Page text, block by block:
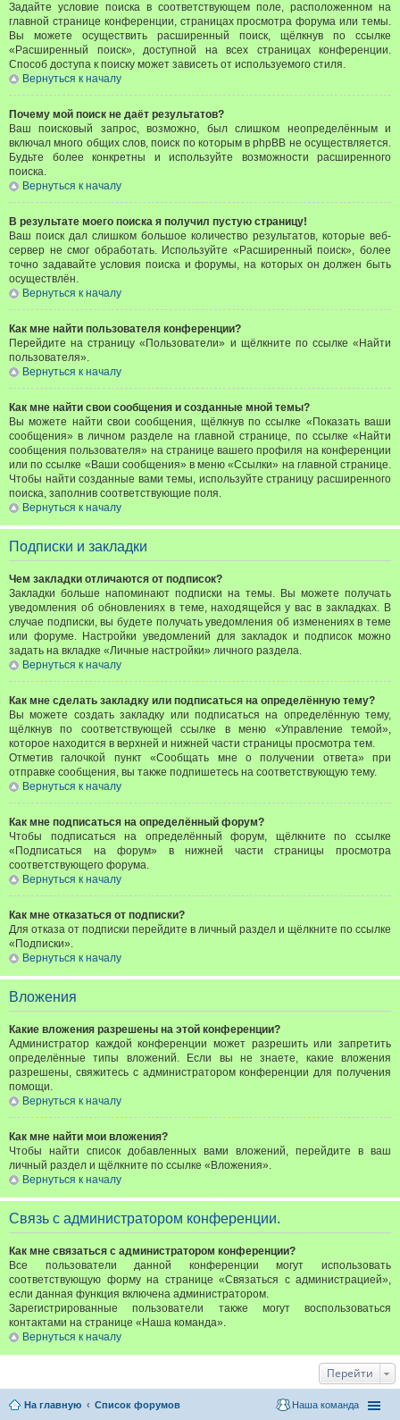
Задайте условие поиска в соответствующем поле, расположенном на
главной странице конференции, страницах просмотра форума или темы.
Вы можете осуществить расширенный поиск, щёлкнув по ссылке
«Расширенный поиск», доступной на всех страницах конференции.
Способ доступа к поиску может зависеть от используемого стиля.
Вернуться к началу
Почему мой поиск не даёт результатов?
Ваш поисковый запрос, возможно, был слишком неопределённым и
включал много общих слов, поиск по которым в phpBB не осуществляется.
Будьте более конкретны и используйте возможности расширенного
поиска.
Вернуться к началу
В результате моего поиска я получил пустую страницу!
Ваш поиск дал слишком большое количество результатов, которые веб-
сервер не смог обработать. Используйте «Расширенный поиск», более
точно задавайте условия поиска и форумы, на которых он должен быть
осуществлён.
Вернуться к началу
Как мне найти пользователя конференции?
Перейдите на страницу «Пользователи» и щёлкните по ссылке «Найти
пользователя».
Вернуться к началу
Как мне найти свои сообщения и созданные мной темы?
Вы можете найти свои сообщения, щёлкнув по ссылке «Показать ваши
сообщения» в личном разделе на главной странице, по ссылке «Найти
сообщения пользователя» на странице вашего профиля на конференции
или по ссылке «Ваши сообщения» в меню «Ссылки» на главной странице.
Чтобы найти созданные вами темы, используйте страницу расширенного
поиска, заполнив соответствующие поля.
Вернуться к началу
Подписки и закладки
Чем закладки отличаются от подписок?
Закладки больше напоминают подписки на темы. Вы можете получать
уведомления об обновлениях в теме, находящейся у вас в закладках. В
случае подписки, вы будете получать уведомления об изменениях в теме
или форуме. Настройки уведомлений для закладок и подписок можно
задать на вкладке «Личные настройки» личного раздела.
Вернуться к началу
Как мне сделать закладку или подписаться на определённую тему?
Вы можете создать закладку или подписаться на определённую тему,
щёлкнув по соответствующей ссылке в меню «Управление темой»,
которое находится в верхней и нижней части страницы просмотра тем.
Отметив галочкой пункт «Сообщать мне о получении ответа» при
отправке сообщения, вы также подпишетесь на соответствующую тему.
Вернуться к началу
Как мне подписаться на определённый форум?
Чтобы подписаться на определённый форум, щёлкните по ссылке
«Подписаться на форум» в нижней части страницы просмотра
соответствующего форума.
Вернуться к началу
Как мне отказаться от подписки?
Для отказа от подписки перейдите в личный раздел и щёлкните по ссылке
«Подписки».
Вернуться к началу
Вложения
Какие вложения разрешены на этой конференции?
Администратор каждой конференции может разрешить или запретить
определённые типы вложений. Если вы не знаете, какие вложения
разрешены, свяжитесь с администратором конференции для получения
помощи.
Вернуться к началу
Как мне найти мои вложения?
Чтобы найти список добавленных вами вложений, перейдите в ваш
личный раздел и щёлкните по ссылке «Вложения».
Вернуться к началу
Связь с администратором конференции.
Как мне связаться с администратором конференции?
Все пользователи данной конференции могут использовать
соответствующую форму на странице «Связаться с администрацией»,
если данная функция включена администратором.
Зарегистрированные пользователи также могут воспользоваться
контактами на странице «Наша команда».
Вернуться к началу
Перейти
На главную Список форумов Наша команда